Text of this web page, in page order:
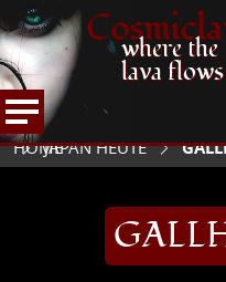
where the
lava flows
HOME
ARTIKEL UND MEHR
JAPAN HEUTE